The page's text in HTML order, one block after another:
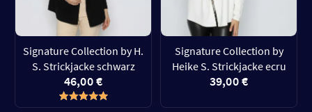
Signature Collection by H.
S. Strickjacke schwarz
46,00 €
Signature Collection by
Heike S. Strickjacke ecru
39,00 €